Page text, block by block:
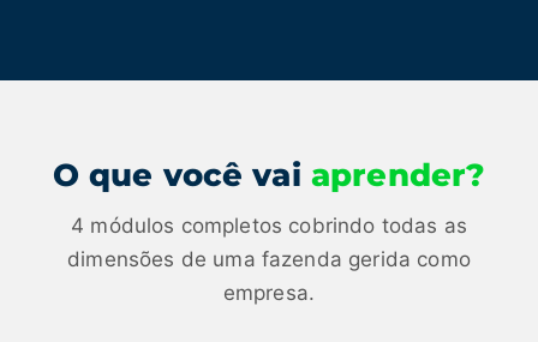
O que você vai aprender?
4 módulos completos cobrindo todas as
dimensões de uma fazenda gerida como
empresa.